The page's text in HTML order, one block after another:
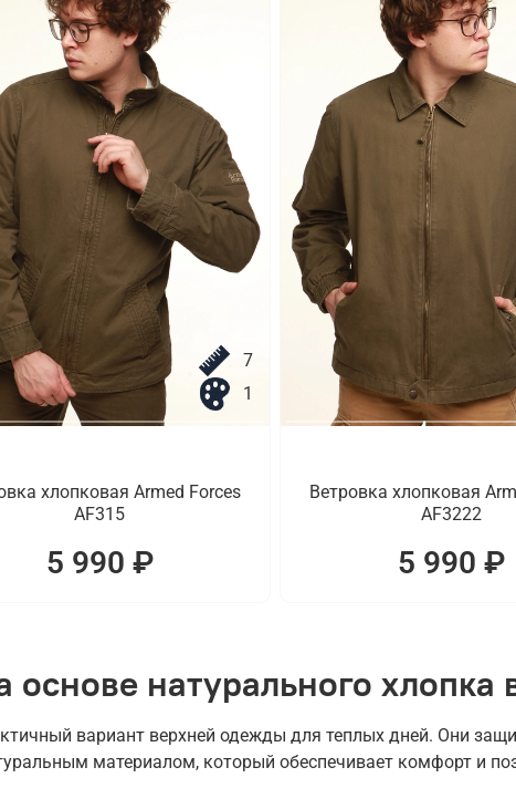
7
1
хлопковая Armed Forces
AF315
5 990 ₽
Ветровка хлопковая
AF3222
5 990 ₽
натурального хлопка
вариант верхней одежды для теплых дней. Они
материалом, который обеспечивает комфорт и